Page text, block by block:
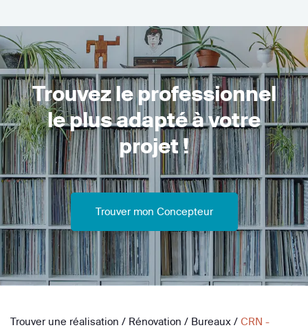
Trouvez le professionnel
le plus adapté à votre
projet !
Trouver mon Concepteur
Trouver une réalisation / Rénovation / Bureaux / CRN -